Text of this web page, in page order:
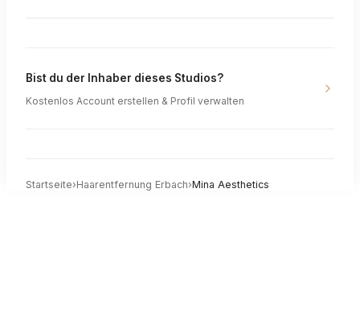
Bist du der Inhaber dieses Studios?
Kostenlos Account erstellen & Profil verwalten
Startseite›Haarentfernung Erbach›Mina Aesthetics